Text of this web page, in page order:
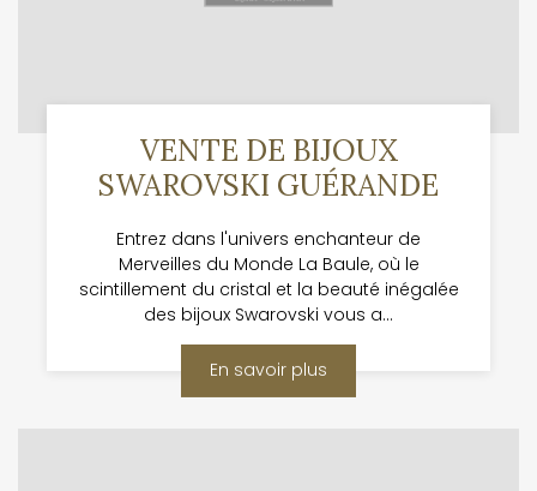
VENTE DE BIJOUX
SWAROVSKI GUÉRANDE
Entrez dans l'univers enchanteur de
Merveilles du Monde La Baule, où le
scintillement du cristal et la beauté inégalée
des bijoux Swarovski vous a...
En savoir plus